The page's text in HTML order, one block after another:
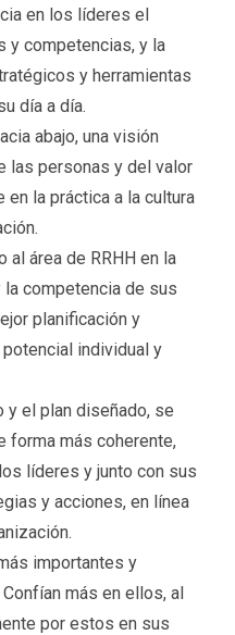
en los líderes el
y competencias, y la
y herramientas
día a día.
abajo, una visión
las personas y del valor
la práctica a la cultura
al área de RRHH en la
competencia de sus
planificación y
individual y
y el plan diseñado, se
forma más coherente,
líderes y junto con sus
y acciones, en línea
importantes y
más en ellos, al
por estos en sus